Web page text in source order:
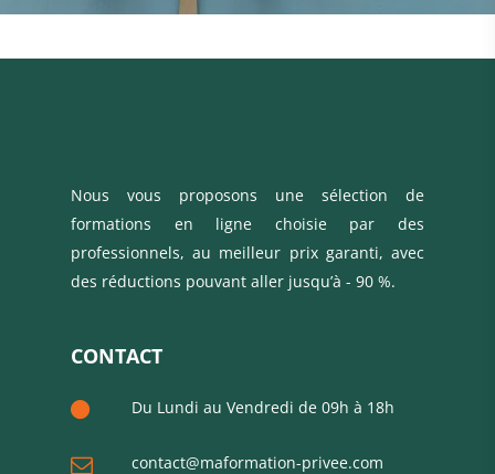
Nous vous proposons une sélection de
formations en ligne choisie par des
professionnels, au meilleur prix garanti, avec
des réductions pouvant aller jusqu’à - 90 %.
CONTACT
Du Lundi au Vendredi de 09h à 18h
contact@maformation-privee.com